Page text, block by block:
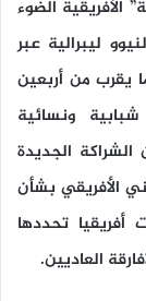
الأفريقية الضوء
ليبرالية عبر
، رفض أعضاء ما يقرب من أربعين
ونسائية
الجديدة
الأفريقي بشأن
أفريقيا تحددها
العاديين.